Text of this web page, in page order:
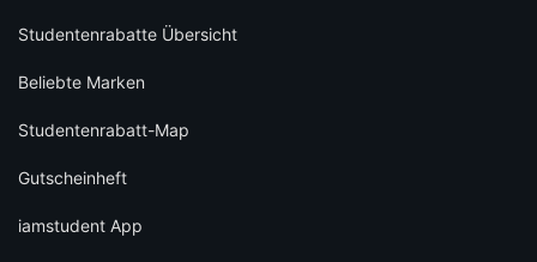
Studentenrabatte Übersicht
Beliebte Marken
Studentenrabatt-Map
Gutscheinheft
iamstudent App